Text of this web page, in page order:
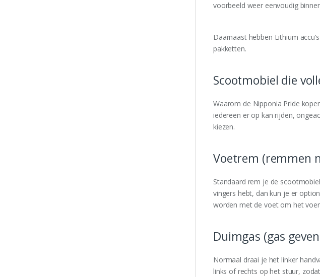
voorbeeld weer eenvoudig
Daarnaast hebben Lithium
pakketten.
Scootmobiel die
Waarom de Nipponia Pride
iedereen er op kan rijden,
kiezen.
Voetrem (remmen
Standaard rem je de
vingers hebt, dan kun je er
worden met de voet om het
Duimgas (gas
Normaal draai je het linker
links of rechts op het stuur,